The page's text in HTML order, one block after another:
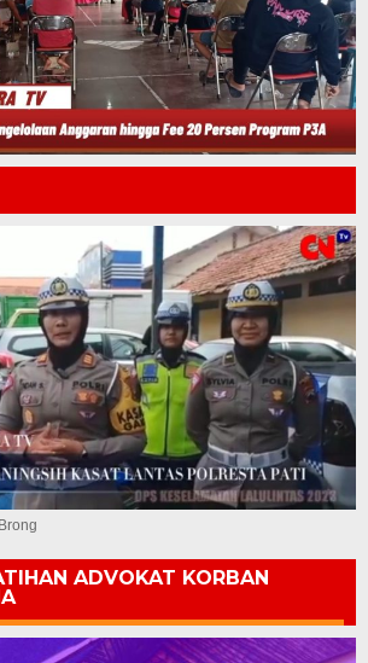
ADVOKAT KORBAN